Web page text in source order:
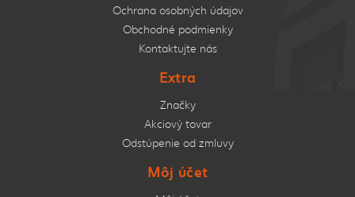
Ochrana osobných údajov
Obchodné podmienky
Kontaktujte nás
Extra
Značky
Akciový tovar
Odstúpenie od zmluvy
Môj účet